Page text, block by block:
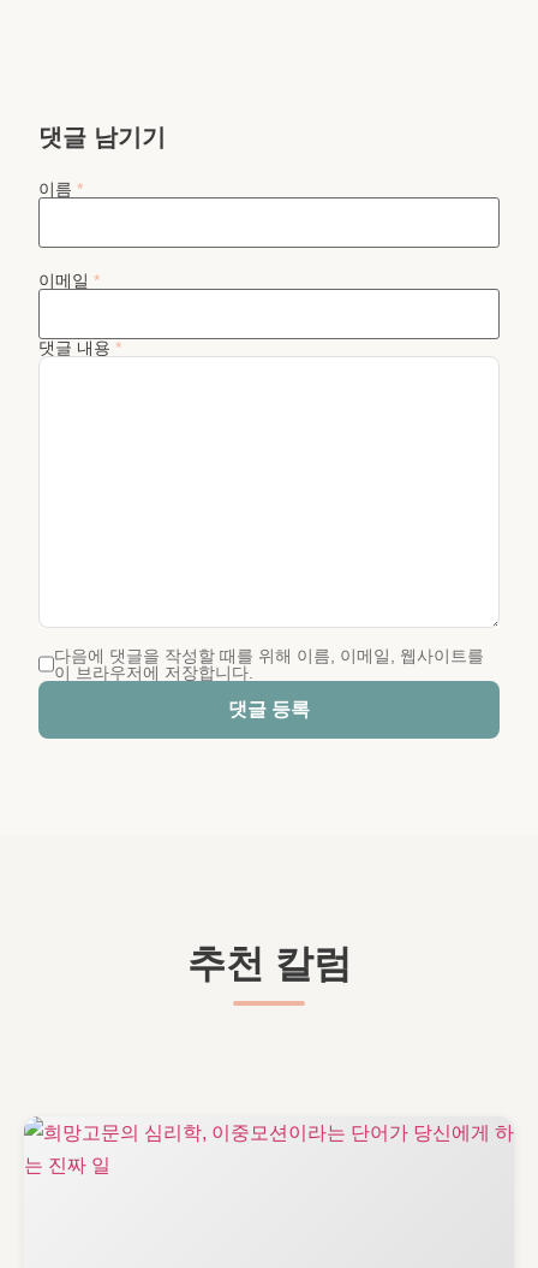
댓글 남기기
이름 *
이메일 *
댓글 내용 *
다음에 댓글을 작성할 때를 위해 이름, 이메일, 웹사이트를
이 브라우저에 저장합니다.
댓글 등록
추천 칼럼